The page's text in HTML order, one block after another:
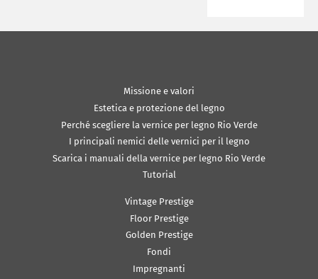
Missione e valori
Estetica e protezione del legno
Perché scegliere la vernice per legno Rio Verde
I principali nemici delle vernici per il legno
Scarica i manuali della vernice per legno Rio Verde
Tutorial
Vintage Prestige
Floor Prestige
Golden Prestige
Fondi
Impregnanti